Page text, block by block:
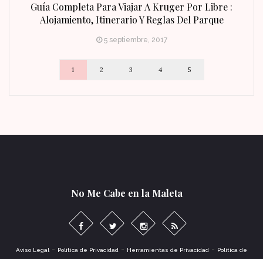
Guía Completa Para Viajar A Kruger Por Libre :
Alojamiento, Itinerario Y Reglas Del Parque
5 septiembre, 2017
1 2 3 4 5
No Me Cabe en la Maleta
Aviso Legal - Política de Privacidad - Herramientas de Privacidad - Política de